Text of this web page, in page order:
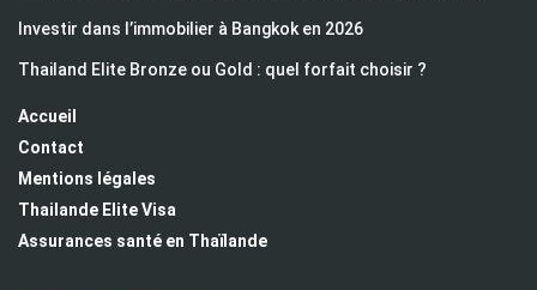
Investir dans l’immobilier à Bangkok en 2026
Thailand Elite Bronze ou Gold : quel forfait choisir ?
Accueil
Contact
Mentions légales
Thailande Elite Visa
Assurances santé en Thaïlande